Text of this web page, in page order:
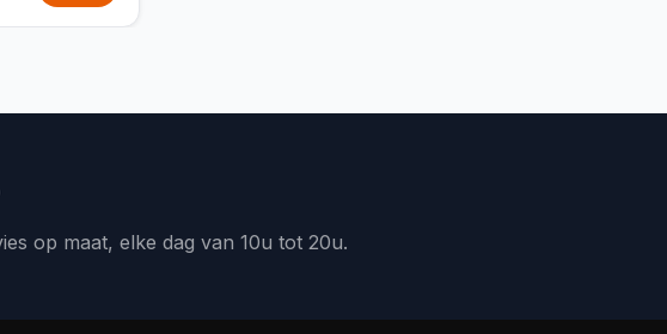
op maat, elke dag van 10u tot 20u.